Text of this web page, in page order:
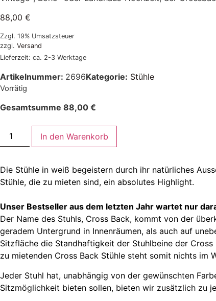
88,00 €
Zzgl. 19% Umsatzsteuer
zzgl. Versand
Lieferzeit: ca. 2-3 Werktage
Artikelnummer: 2696Kategorie: Stühle
Vorrätig
Gesamtsumme 88,00 €
In den Warenkorb
Die Stühle in weiß begeistern durch ihr natürliches
Stühle, die zu mieten sind, ein absolutes Highlight.
Unser Bestseller aus dem letzten Jahr wartet nur
Der Name des Stuhls, Cross Back, kommt von der
geradem Untergrund in Innenräumen, als auch auf
Sitzfläche die Standhaftigkeit der Stuhlbeine der
zu mietenden Cross Back Stühle steht somit nichts im
Jeder Stuhl hat, unabhängig von der gewünschten
Sitzmöglichkeit bieten sollen, bieten wir zusätzlich zu